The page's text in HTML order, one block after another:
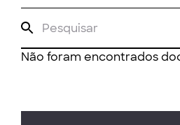
Não foram encontrados